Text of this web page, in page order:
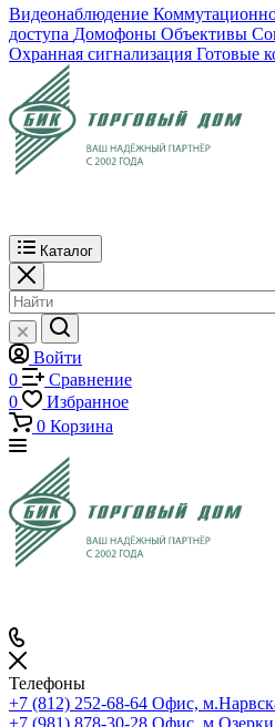
Видеонаблюдение
доступа Домофоны Объективы
Охранная сигнализация Готовые
Каталог
Войти
0
Сравнение
0
Избранное
0 Корзина
Телефоны
+7 (812) 252-68-64 Офис,
+7 (981) 878-30-28 Офис, м.Озерки